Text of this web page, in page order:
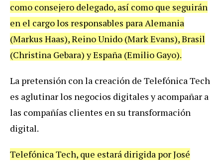
como consejero delegado, así como que seguirán
en el cargo los responsables para Alemania
(Markus Haas), Reino Unido (Mark Evans), Brasil
(Christina Gebara) y España (Emilio Gayo).
La pretensión con la creación de Telefónica Tech
es aglutinar los negocios digitales y acompañar a
las compañías clientes en su transformación
digital.
Telefónica Tech, que estará dirigida por José